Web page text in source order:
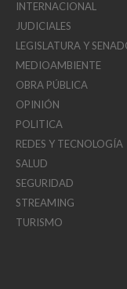
INTERNACIONAL
JUDICIALES
LEGISLATURA Y
MEDIOAMBIENTE
OBRA PÚBLICA
OPINIÓN
POLITICA
REDES Y TECNOLOGÍA
SALUD
SEGURIDAD
STREAMING
TURISMO